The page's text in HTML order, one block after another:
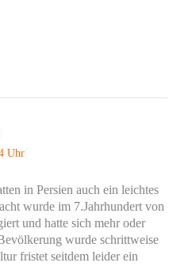
Uhr
in Persien auch ein leichtes
wurde im 7.Jahrhundert von
und hatte sich mehr oder
wurde schrittweise
fristet seitdem leider ein